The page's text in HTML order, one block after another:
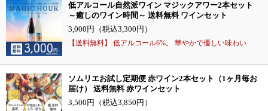
低アルコール自然派ワイン マジックアワー2本セット
～癒しのワイン時間～ 送料無料 ワインセット
3,000円（税込3,300円）
【送料無料】 低アルコール6%。 華やかで優しい味わい
ソムリエお試し定期便 赤ワイン2本セット（1ヶ月毎お
届け） 送料無料 赤ワインセット
3,500円（税込3,850円）